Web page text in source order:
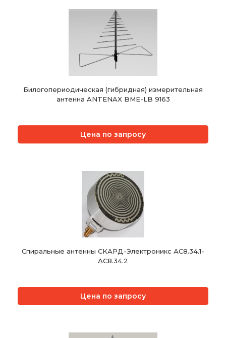
Билогопериодическая (гибридная) измерительная
антенна ANTENAX BME-LB 9163
Цена по запросу
Спиральные антенны СКАРД-Электроникс АС8.34.1-
АС8.34.2
Цена по запросу